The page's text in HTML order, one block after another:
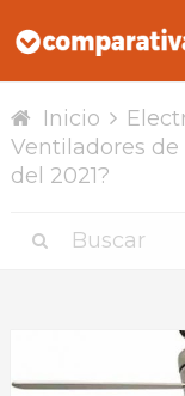
Inicio
Ventiladores de
del 2021?